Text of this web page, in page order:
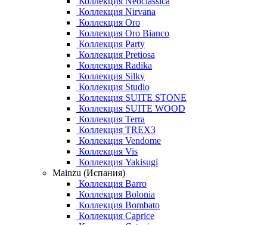
Коллекция Nirvana
Коллекция Oro
Коллекция Oro Bianco
Коллекция Party
Коллекция Pretiosa
Коллекция Radika
Коллекция Silky
Коллекция Studio
Коллекция SUITE STONE
Коллекция SUITE WOOD
Коллекция Terra
Коллекция TREX3
Коллекция Vendome
Коллекция Vis
Коллекция Yakisugi
Mainzu (Испания)
Коллекция Barro
Коллекция Bolonia
Коллекция Bombato
Коллекция Caprice